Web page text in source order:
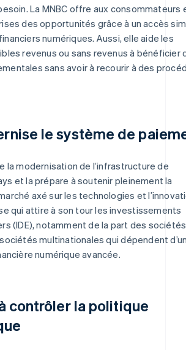
La MNBC offre aux consommateurs
des opportunités grâce à un accès
numériques. Aussi, elle aide les
revenus ou sans revenus à bénéficier
sans avoir à recourir à des
le système de
la modernisation de l’infrastructure de
et la prépare à soutenir pleinement la
axé sur les technologies et
qui attire à son tour les investissements
(IDE), notamment de la part des sociétés
multinationales qui dépendent
numérique avancée.
contrôler la politique